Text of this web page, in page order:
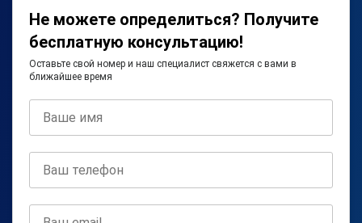
Не можете определиться? Получите
бесплатную консультацию!
Оставьте свой номер и наш специалист свяжется с вами в
ближайшее время